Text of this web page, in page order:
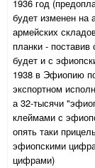
1936 год
будет изменен на
армейских
планки -
будет и с
1938 в Эфиопию
экспортном
а 32-тысячи
клеймами с
опять таки
эфиопскими
цифрами)